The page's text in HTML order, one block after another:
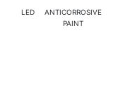
LED
ANTICORROSIVE
PAINT